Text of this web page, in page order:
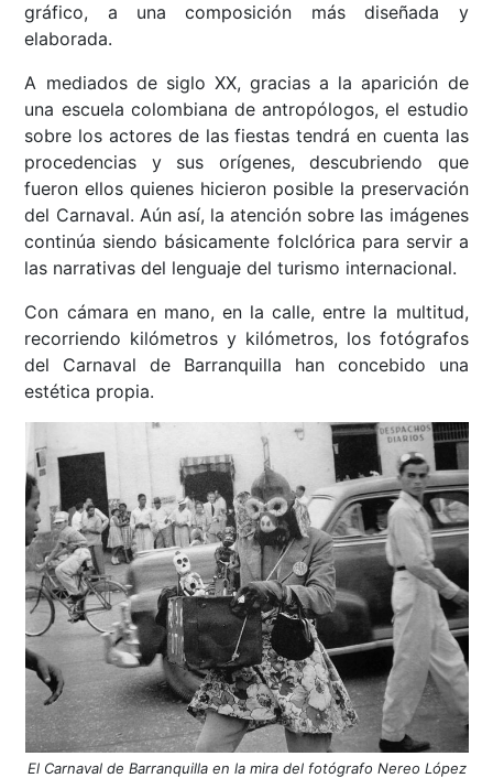
gráfico, a una composición más diseñada y
elaborada.
A mediados de siglo XX, gracias a la aparición de
una escuela colombiana de antropólogos, el estudio
sobre los actores de las fiestas tendrá en cuenta las
procedencias y sus orígenes, descubriendo que
fueron ellos quienes hicieron posible la preservación
del Carnaval. Aún así, la atención sobre las imágenes
continúa siendo básicamente folclórica para servir a
las narrativas del lenguaje del turismo internacional.
Con cámara en mano, en la calle, entre la multitud,
recorriendo kilómetros y kilómetros, los fotógrafos
del Carnaval de Barranquilla han concebido una
estética propia.
El Carnaval de Barranquilla en la mira del fotógrafo Nereo López